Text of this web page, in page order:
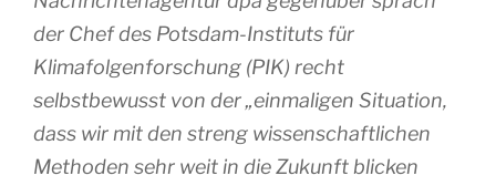
der Chef des Potsdam-Instituts für
Klimafolgenforschung (PIK) recht
selbstbewusst von der „einmaligen Situation,
dass wir mit den streng wissenschaftlichen
Methoden sehr weit in die Zukunft blicken